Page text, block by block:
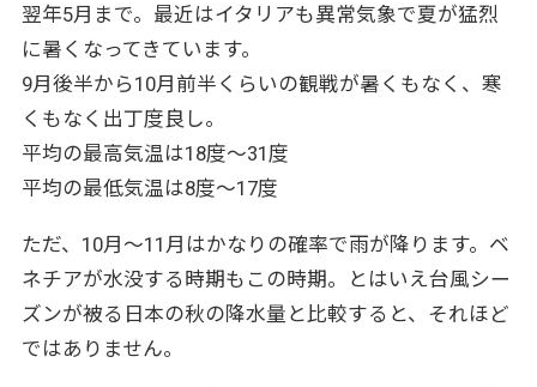
翌年5月まで。最近はイタリアも異常気象で夏が猛烈
に暑くなってきています。
9月後半から10月前半くらいの観戦が暑くもなく、寒
くもなく出丁度良し。
平均の最高気温は18度〜31度
平均の最低気温は8度〜17度
ただ、10月～11月はかなりの確率で雨が降ります。ベ
ネチアが水没する時期もこの時期。とはいえ台風シー
ズンが被る日本の秋の降水量と比較すると、それほど
ではありません。